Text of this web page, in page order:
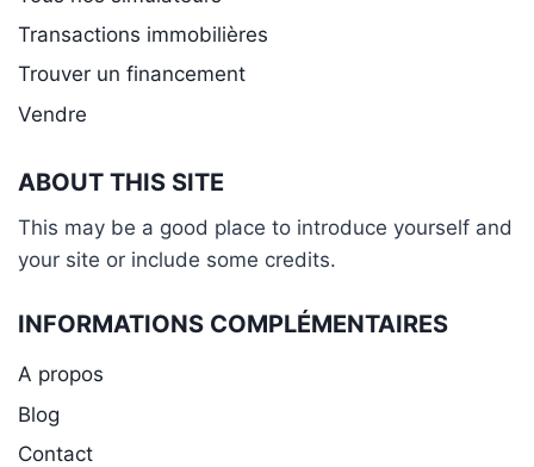
Transactions immobilières
Trouver un financement
Vendre
ABOUT THIS SITE
This may be a good place to introduce yourself and
your site or include some credits.
INFORMATIONS COMPLÉMENTAIRES
A propos
Blog
Contact